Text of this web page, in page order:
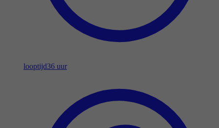
looptijd36 uur